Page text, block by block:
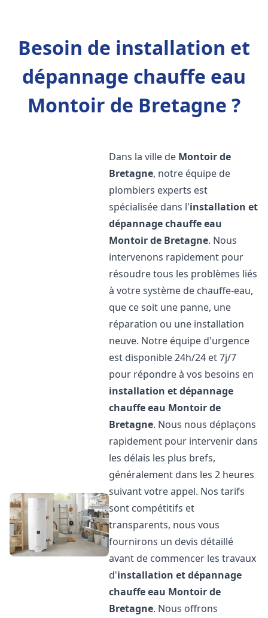
Besoin de installation et
dépannage chauffe eau
Montoir de Bretagne ?
Dans la ville de Montoir de
Bretagne, notre équipe de
plombiers experts est
spécialisée dans l'installation et
dépannage chauffe eau
Montoir de Bretagne. Nous
intervenons rapidement pour
résoudre tous les problèmes liés
à votre système de chauffe-eau,
que ce soit une panne, une
réparation ou une installation
neuve. Notre équipe d'urgence
est disponible 24h/24 et 7j/7
pour répondre à vos besoins en
installation et dépannage
chauffe eau Montoir de
Bretagne. Nous nous déplaçons
rapidement pour intervenir dans
les délais les plus brefs,
généralement dans les 2 heures
suivant votre appel. Nos tarifs
sont compétitifs et
transparents, nous vous
fournirons un devis détaillé
avant de commencer les travaux
d'installation et dépannage
chauffe eau Montoir de
Bretagne. Nous offrons